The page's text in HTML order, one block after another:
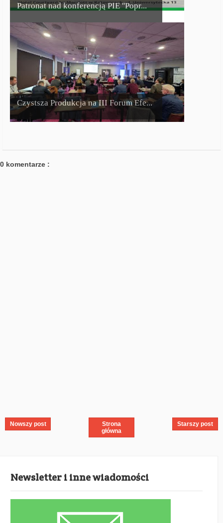
Patronat nad konferencją PIE ''Popr...
Czystsza Produkcja na III Forum Efe...
0 komentarze :
Nowszy post Starszy post
Strona
główna
Newsletter i inne wiadomości